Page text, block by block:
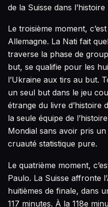
de la Suisse dans
Le troisième moment,
Allemagne. La Nati fait
traverse la phase de
but, se qualifie pour les
l’Ukraine aux tirs au but.
un seul but dans le jeu
étrange du livre d’histoire
la seule équipe de
Mondial sans avoir pris
cruauté statistique pure.
Le quatrième moment,
Paulo. La Suisse affronte
huitièmes de finale, dans
117 minutes. À la 118e